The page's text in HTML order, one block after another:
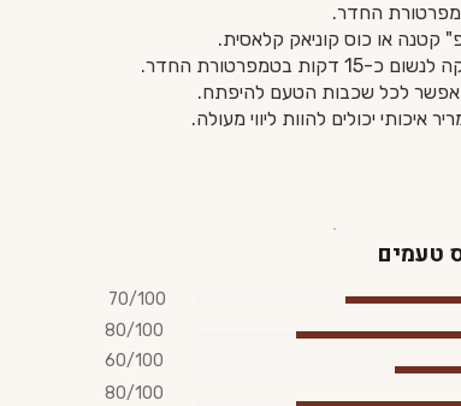
החדר.
קטנה או כוס קוניאק קלאסית.
בטמפרטורת החדר.
לכל שכבות הטעם להיפתח.
איכותי יכולים להוות ליווי מעולה.
טעמים
70/100
80/100
60/100
80/100